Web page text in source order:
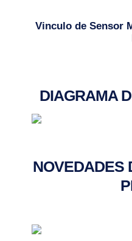
Vinculo de Sensor
DIAGRAMA
NOVEDADES